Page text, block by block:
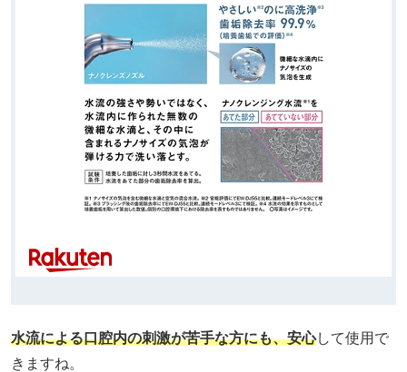
水流による口腔内の刺激が苦手な方にも、安心して使用で
きますね。